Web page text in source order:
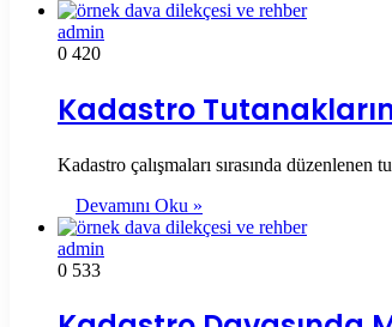
admin
0 420
Kadastro
Kadastro çalışmaları sırasında
Devamını Oku »
admin
0 533